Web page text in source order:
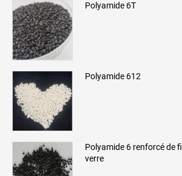
Polyamide 6T
Polyamide 612
Polyamide 6 renforcé de
verre